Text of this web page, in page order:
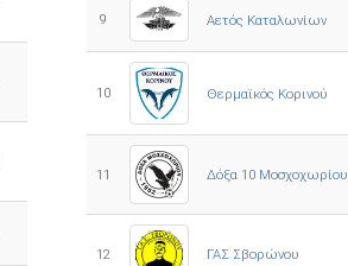
9 Αετός Καταλωνίων
10 Θερμαϊκός Κορινού
11 Δόξα 10 Μοσχοχωρίου
12 ΓΑΣ Σβορώνου